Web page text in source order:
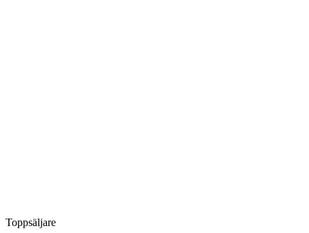
Toppsäljare